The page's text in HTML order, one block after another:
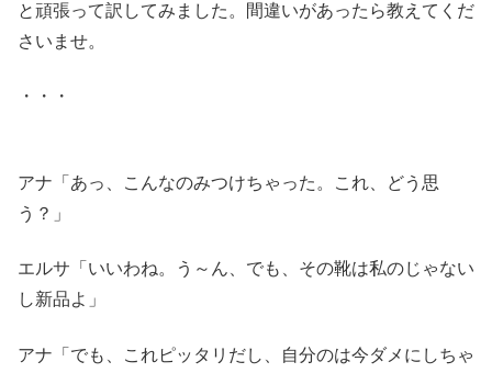
と頑張って訳してみました。間違いがあったら教えてくだ
さいませ。
・・・
アナ「あっ、こんなのみつけちゃった。これ、どう思
う？」
エルサ「いいわね。う～ん、でも、その靴は私のじゃない
し新品よ」
アナ「でも、これピッタリだし、自分のは今ダメにしちゃ